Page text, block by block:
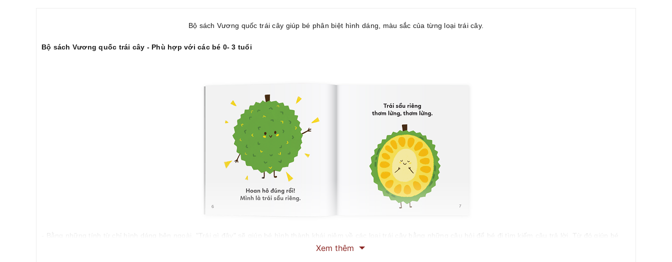
Bộ sách Vương quốc trái cây giúp bé phân biệt hình dáng, màu sắc của từng loại trái cây.
Bộ sách Vương quốc trái cây - Phù hợp với các bé 0- 3 tuổi
- Bằng những tính từ chỉ hình dáng bên ngoài, "Trái gì đây" sẽ giúp bé hình thành khái niệm về các loại trái cây bằng những câu hỏi để bé đi tìm kiếm câu trả lời. Từ đó giúp bé
Xem thêm